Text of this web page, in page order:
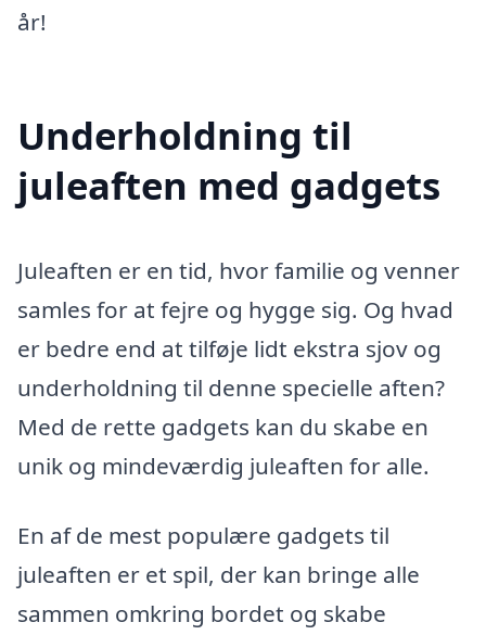
år!
Underholdning til
juleaften med gadgets
Juleaften er en tid, hvor familie og venner
samles for at fejre og hygge sig. Og hvad
er bedre end at tilføje lidt ekstra sjov og
underholdning til denne specielle aften?
Med de rette gadgets kan du skabe en
unik og mindeværdig juleaften for alle.
En af de mest populære gadgets til
juleaften er et spil, der kan bringe alle
sammen omkring bordet og skabe